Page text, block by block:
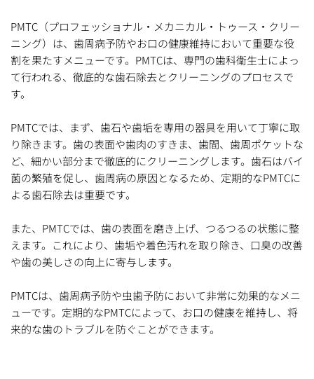
PMTC（プロフェッショナル・メカニカル・トゥース・クリー
ニング）は、歯周病予防やお口の健康維持において重要な役
割を果たすメニューです。PMTCは、専門の歯科衛生士によっ
て行われる、徹底的な歯石除去とクリーニングのプロセスで
す。
PMTCでは、まず、歯石や歯垢を専用の器具を用いて丁寧に取
り除きます。歯の表面や歯肉のすきま、歯間、歯周ポケットな
ど、細かい部分まで徹底的にクリーニングします。歯石はバイ
菌の繁殖を促し、歯周病の原因となるため、定期的なPMTCに
よる歯石除去は重要です。
また、PMTCでは、歯の表面を磨き上げ、つるつるの状態に整
えます。これにより、歯垢や着色汚れを取り除き、口臭の改善
や歯の美しさの向上に寄与します。
PMTCは、歯周病予防や虫歯予防において非常に効果的なメニ
ューです。定期的なPMTCによって、お口の健康を維持し、将
来的な歯のトラブルを防ぐことができます。